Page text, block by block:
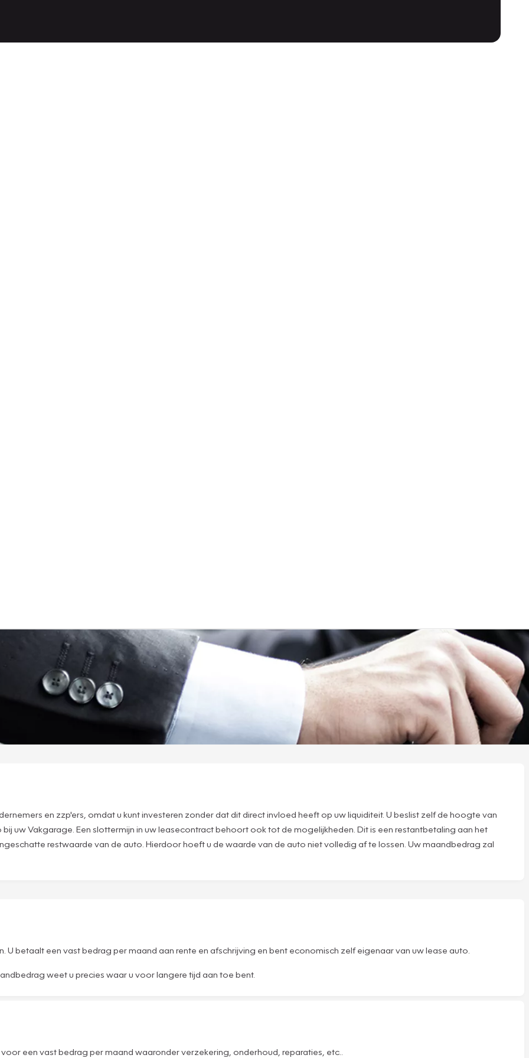
en zzp'ers, omdat u kunt investeren zonder dat dit direct invloed heeft op uw liquiditeit. U beslist zelf de hoogte van
uw Vakgarage. Een slottermijn in uw leasecontract behoort ook tot de mogelijkheden. Dit is een restantbetaling aan het
restwaarde van de auto. Hierdoor hoeft u de waarde van de auto niet volledig af te lossen. Uw maandbedrag zal
betaalt een vast bedrag per maand aan rente en afschrijving en bent economisch zelf eigenaar van uw lease auto.
weet u precies waar u voor langere tijd aan toe bent.
een vast bedrag per maand waaronder verzekering, onderhoud, reparaties, etc..